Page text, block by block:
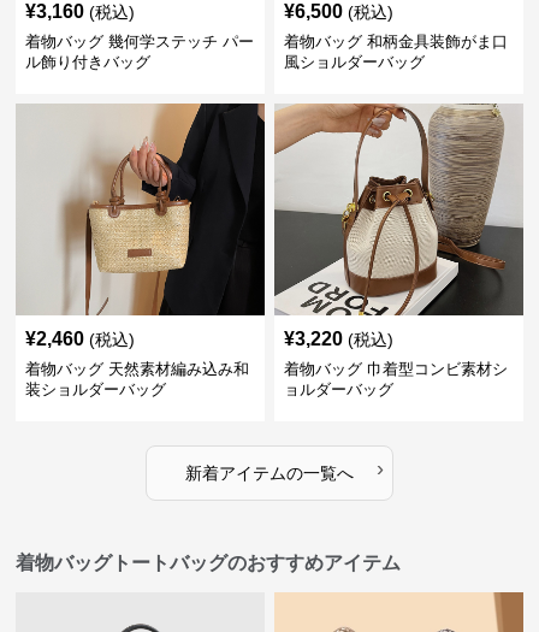
¥3,160 (税込)
着物バッグ 幾何学ステッチ パー
ル飾り付きバッグ
¥6,500 (税込)
着物バッグ 和柄金具装飾がま口
風ショルダーバッグ
¥2,460 (税込)
着物バッグ 天然素材編み込み和
装ショルダーバッグ
¥3,220 (税込)
着物バッグ 巾着型コンビ素材シ
ョルダーバッグ
新着アイテムの一覧へ ›
着物バッグトートバッグのおすすめアイテム